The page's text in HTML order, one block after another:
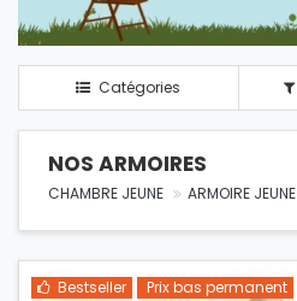
Catégories
NOS ARMOIRES
CHAMBRE JEUNE ARMOIRE JEUNE
Bestseller Prix bas permanent